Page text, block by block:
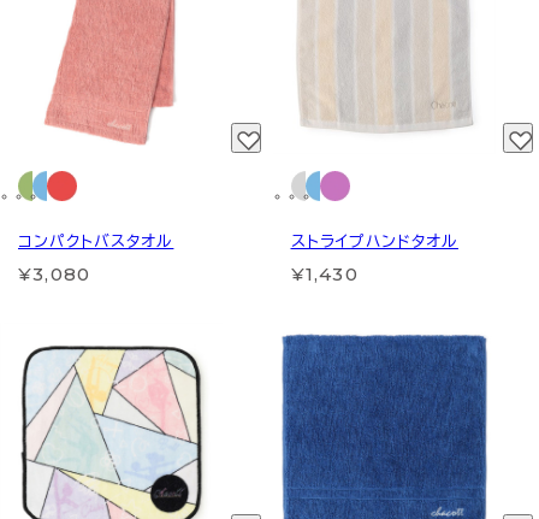
コンパクトバスタオル
¥3,080
ストライプハンドタオル
¥1,430